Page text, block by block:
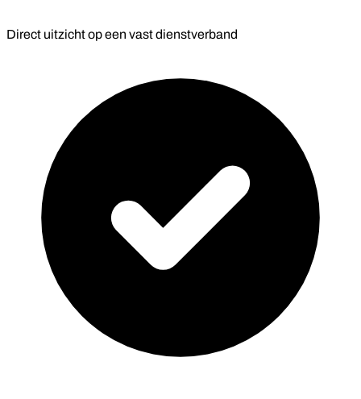
Direct uitzicht op een vast dienstverband